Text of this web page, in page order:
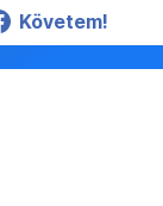
Követem!